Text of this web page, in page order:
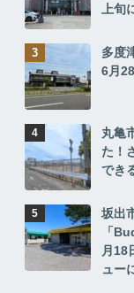
上
多度
6月
丸亀
た！
でき
坂出
「
月18
ュー